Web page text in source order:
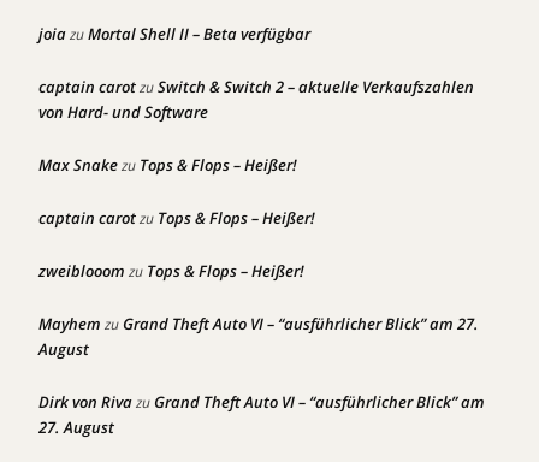
joiazuMortal Shell II – Beta verfügbar
captain carotzuSwitch & Switch 2 – aktuelle Verkaufszahlen
von Hard- und Software
Max Snakezu Tops & Flops – Heißer!
captain carotzu Tops & Flops – Heißer!
zweiblooom zu Tops & Flops – Heißer!
Mayhem zuGrand Theft Auto VI – “ausführlicher Blick” am 27.
August
Dirk von RivazuGrand Theft Auto VI – “ausführlicher Blick” am
27. August